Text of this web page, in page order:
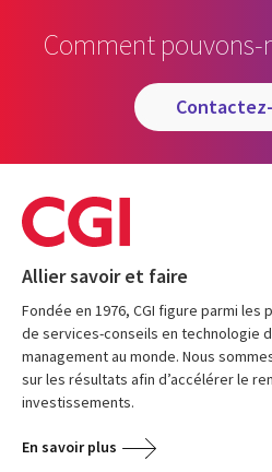
Comment pouvons-
Allier savoir et faire
Fondée en 1976, CGI figure parmi
de services-conseils en technologie
management au monde. Nous
sur les résultats afin d’accélérer le
investissements.
En savoir plus